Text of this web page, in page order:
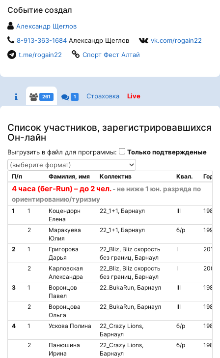
Событие создал
Александр Щеглов
8-913-363-1684 Александр Щеглов
vk.com/rogain22
t.me/rogain22
Спорт Фест Алтай
261 1 Страховка Live
Список участников, зарегистрировавшихся
Он-лайн
Выгрузить в файл для программы: Только подтвержденые
4 часа (бег-Run) – до 2 чел. - не ниже 1 юн. разряда по
ориентированию/туризму
П/п Фамилия, имя Коллектив Квал. Год
1 1
Коцендорн
Елена
22_1+1, Барнаул III 1989
2
Маракуева
Юлия
22_1+1, Барнаул б/р 1992
2 1
Григорова
Дарья
22_Bliz, Bliz скорость
без границ, Барнаул
I 2010
2
Карловская
Александра
22_Bliz, Bliz скорость
без границ, Барнаул
I 2008
3 1
Воронцов
Павел
22_BukaRun, Барнаул III 1981
2
Воронцова
Ольга
22_BukaRun, Барнаул III 1984
4 1 Ускова Полина
22_Crazy Lions,
Барнаул
б/р 1983
2
Панюшина
Ирина
22_Crazy Lions,
Барнаул
б/р 1983